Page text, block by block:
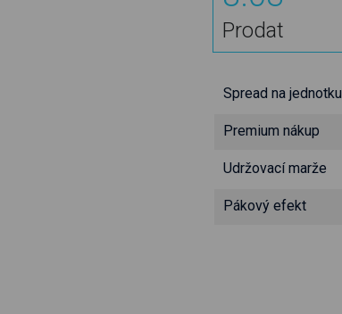
Prodat
Spread na jednotku
Premium nákup
Udržovací marže
Pákový efekt